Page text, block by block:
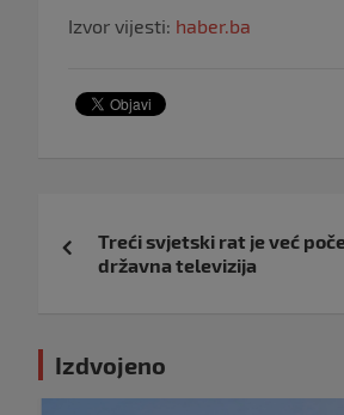
Izvor vijesti: haber.ba
objava
Treći svjetski rat je već
državna televizija
Izdvojeno